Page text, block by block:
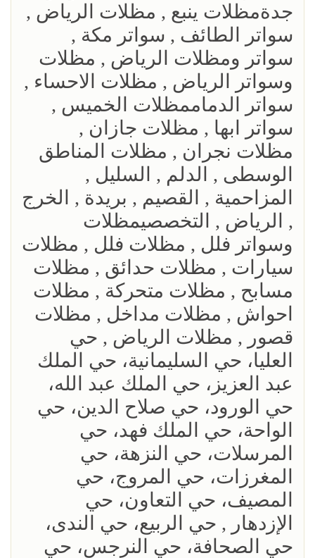
جدةمظلات ينبع , مظلات الرياض ,
سواتر الطائف , سواتر مكة ,
سواتر ومظلات الرياض , مظلات
وسواتر الرياض , مظلات الاحساء ,
سواتر الدماممظلات الخميس ,
سواتر ابها , مظلات جازان ,
مظلات نجران , مظلات المناطق
الوسطى , الدلم , السليل ,
المزاحمية , القصيم , بريدة , الخرج
, الرياض , التخصصيمظلات
وسواتر فلل , مظلات فلل , مظلات
سيارات , مظلات حدائق , مظلات
مسابح , مظلات متحركة , مظلات
احواش , مظلات مداخل , مظلات
قصور , مظلات الرياض , حي
العليا، حي السليمانية، حي الملك
عبد العزيز، حي الملك عبد الله،
حي الورود، حي صلاح الدين، حي
الواحة، حي الملك فهد، حي
المرسلات، حي النزهة، حي
المغرزات، حي المروج، حي
المصيف، حي التعاون، حي
الإزدهار , حي الربيع، حي الندى،
حي الصحافة، حي النرجس، حي